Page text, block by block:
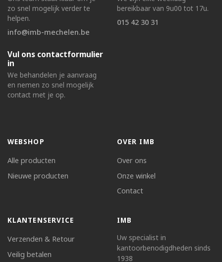
zo snel mogelijk verder te
helpen.
info@imb-mechelen.be
bereikbaar van 9u00 tot 17u.
015 42 30 31
Vul ons contactformulier
in
We behandelen je aanvraag
en nemen zo snel mogelijk
contact met je op.
WEBSHOP
Alle producten
Nieuwe producten
OVER IMB
Over ons
Onze winkel
Contact
KLANTENSERVICE
Verzenden & Retour
Veilig betalen
IMB
Uw specialist in
kantoorbenodigdheden sinds
1938